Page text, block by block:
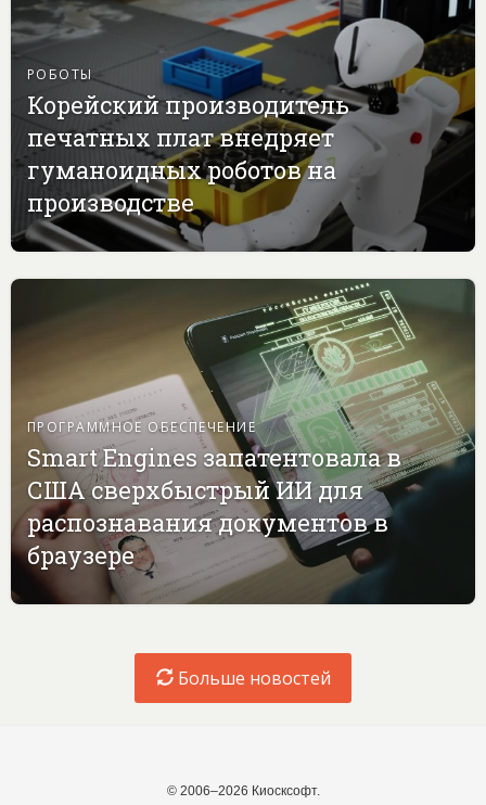
РОБОТЫ
Корейский производитель
печатных плат внедряет
гуманоидных роботов на
производстве
ПРОГРАММНОЕ ОБЕСПЕЧЕНИЕ
Smart Engines запатентовала в
США сверхбыстрый ИИ для
распознавания документов в
браузере
Больше новостей
© 2006–2026 Киосксофт.